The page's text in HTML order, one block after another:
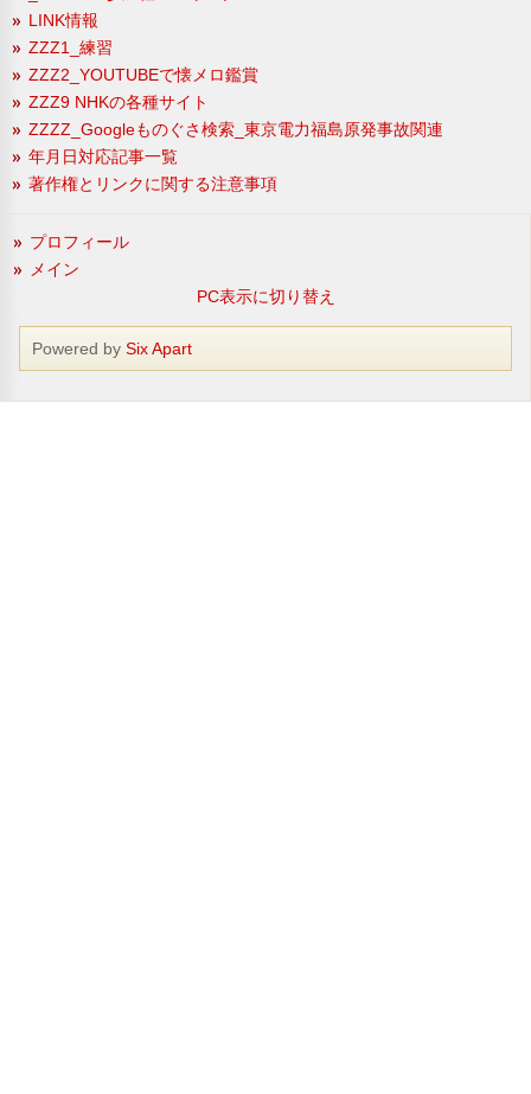
LINK情報
ZZZ1_練習
ZZZ2_YOUTUBEで懐メロ鑑賞
ZZZ9 NHKの各種サイト
ZZZZ_Googleものぐさ検索_東京電力福島原発事故関連
年月日対応記事一覧
著作権とリンクに関する注意事項
プロフィール
メイン
PC表示に切り替え
Powered by Six Apart